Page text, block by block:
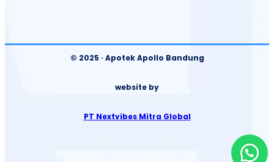
© 2025 · Apotek Apollo Bandung
website by
PT Nextvibes Mitra Global